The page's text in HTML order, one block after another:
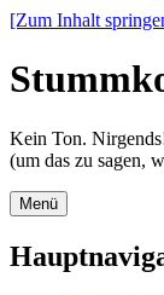
[Zum Inhalt
Kein Ton.
(um das zu sagen,
Menü